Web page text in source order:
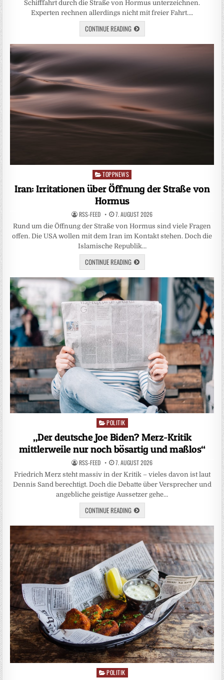
Schifffahrt durch die Straße von Hormus unterzeichnen.
Experten rechnen allerdings nicht mit freier Fahrt….
CONTINUE READING
Posted
in
TOPPNEWS
Iran: Irritationen über Öffnung der Straße von
Hormus
RSS-FEED 7. AUGUST 2026
Rund um die Öffnung der Straße von Hormus sind viele Fragen
offen. Die USA wollen mit dem Iran im Kontakt stehen. Doch die
Islamische Republik…
CONTINUE READING
Posted
in
POLITIK
„Der deutsche Joe Biden? Merz-Kritik
mittlerweile nur noch bösartig und maßlos“
RSS-FEED 7. AUGUST 2026
Friedrich Merz steht massiv in der Kritik – vieles davon ist laut
Dennis Sand berechtigt. Doch die Debatte über Versprecher und
angebliche geistige Aussetzer gehe…
CONTINUE READING
Posted
POLITIK